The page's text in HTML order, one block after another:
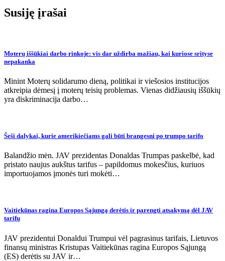
Susiję įrašai
Moterų iššūkiai darbo rinkoje: vis dar uždirba mažiau, kai kuriose srityse
nepakanka
Minint Moterų solidarumo dieną, politikai ir viešosios institucijos
atkreipia dėmesį į moterų teisių problemas. Vienas didžiausių iššūkių
yra diskriminacija darbo…
Šeši dalykai, kurie amerikiečiams gali būti brangesni po trumpo tarifo
Balandžio mėn. JAV prezidentas Donaldas Trumpas paskelbė, kad
pristato naujus aukštus tarifus – papildomus mokesčius, kuriuos
importuojamos įmonės turi mokėti…
Vaitiekūnas ragina Europos Sąjungą derėtis ir parengti atsakymą dėl JAV
tarifų
JAV prezidentui Donaldui Trumpui vėl pagrasinus tarifais, Lietuvos
finansų ministras Kristupas Vaitiekūnas ragina Europos Sąjungą
(ES) derėtis su JAV ir…